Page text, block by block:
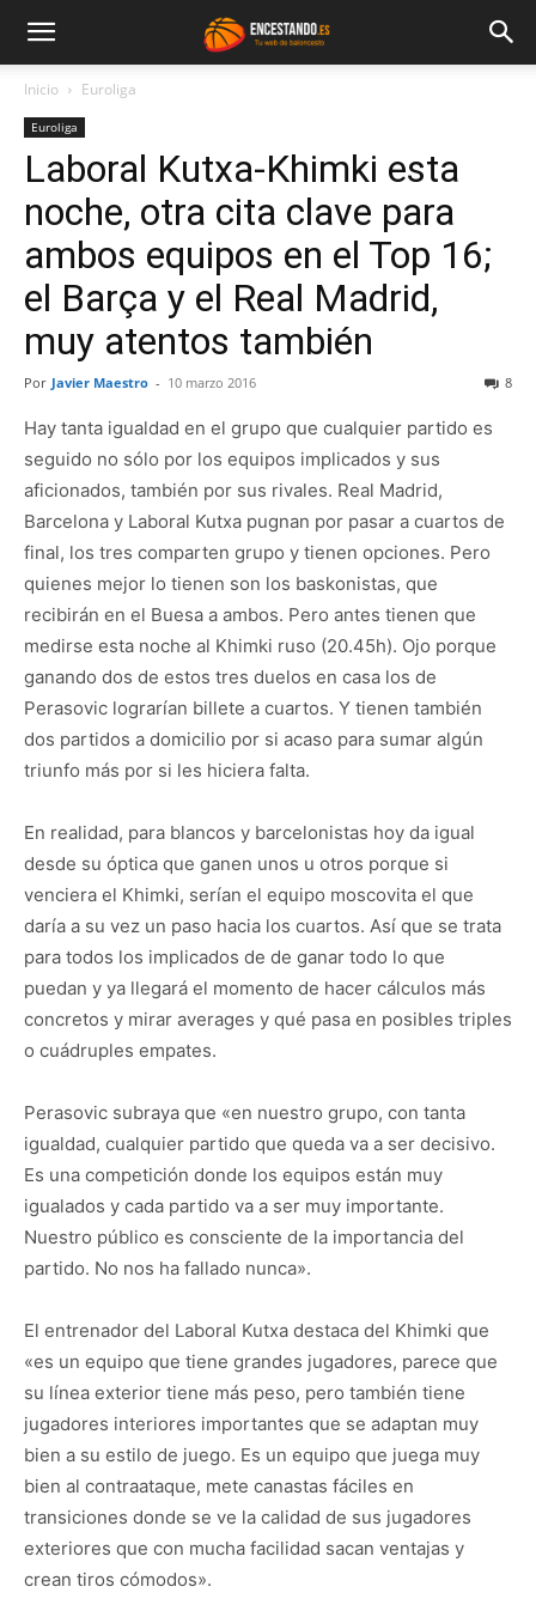
Inicio Euroliga
Euroliga
Laboral Kutxa-Khimki esta
noche, otra cita clave para
ambos equipos en el Top 16;
el Barça y el Real Madrid,
muy atentos también
Por Javier Maestro - 10 marzo 2016 8
Hay tanta igualdad en el grupo que cualquier partido es
seguido no sólo por los equipos implicados y sus
aficionados, también por sus rivales. Real Madrid,
Barcelona y Laboral Kutxa pugnan por pasar a cuartos de
final, los tres comparten grupo y tienen opciones. Pero
quienes mejor lo tienen son los baskonistas, que
recibirán en el Buesa a ambos. Pero antes tienen que
medirse esta noche al Khimki ruso (20.45h). Ojo porque
ganando dos de estos tres duelos en casa los de
Perasovic lograrían billete a cuartos. Y tienen también
dos partidos a domicilio por si acaso para sumar algún
triunfo más por si les hiciera falta.
En realidad, para blancos y barcelonistas hoy da igual
desde su óptica que ganen unos u otros porque si
venciera el Khimki, serían el equipo moscovita el que
daría a su vez un paso hacia los cuartos. Así que se trata
para todos los implicados de de ganar todo lo que
puedan y ya llegará el momento de hacer cálculos más
concretos y mirar averages y qué pasa en posibles triples
o cuádruples empates.
Perasovic subraya que «en nuestro grupo, con tanta
igualdad, cualquier partido que queda va a ser decisivo.
Es una competición donde los equipos están muy
igualados y cada partido va a ser muy importante.
Nuestro público es consciente de la importancia del
partido. No nos ha fallado nunca».
El entrenador del Laboral Kutxa destaca del Khimki que
«es un equipo que tiene grandes jugadores, parece que
su línea exterior tiene más peso, pero también tiene
jugadores interiores importantes que se adaptan muy
bien a su estilo de juego. Es un equipo que juega muy
bien al contraataque, mete canastas fáciles en
transiciones donde se ve la calidad de sus jugadores
exteriores que con mucha facilidad sacan ventajas y
crean tiros cómodos».